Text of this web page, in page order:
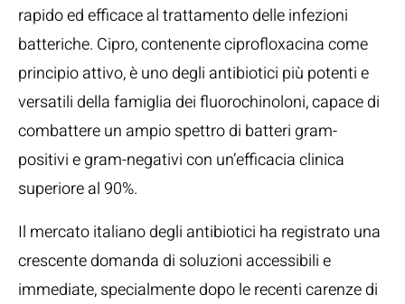
rapido ed efficace al trattamento delle infezioni
batteriche. Cipro, contenente ciprofloxacina come
principio attivo, è uno degli antibiotici più potenti e
versatili della famiglia dei fluorochinoloni, capace di
combattere un ampio spettro di batteri gram-
positivi e gram-negativi con un’efficacia clinica
superiore al 90%.
Il mercato italiano degli antibiotici ha registrato una
crescente domanda di soluzioni accessibili e
immediate, specialmente dopo le recenti carenze di